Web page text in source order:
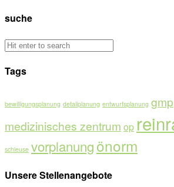
suche
Tags
bewilligungsplanung detailplanung entwurfsplanung gmp
medizinisches zentrum op
schleuse vorplanungönorm
Unsere Stellenangebote